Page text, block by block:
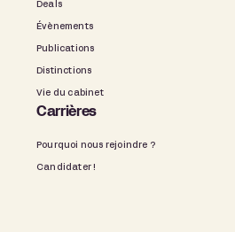
Deals
Évènements
Publications
Distinctions
Vie du cabinet
Carrières
Pourquoi nous rejoindre ?
Candidater !